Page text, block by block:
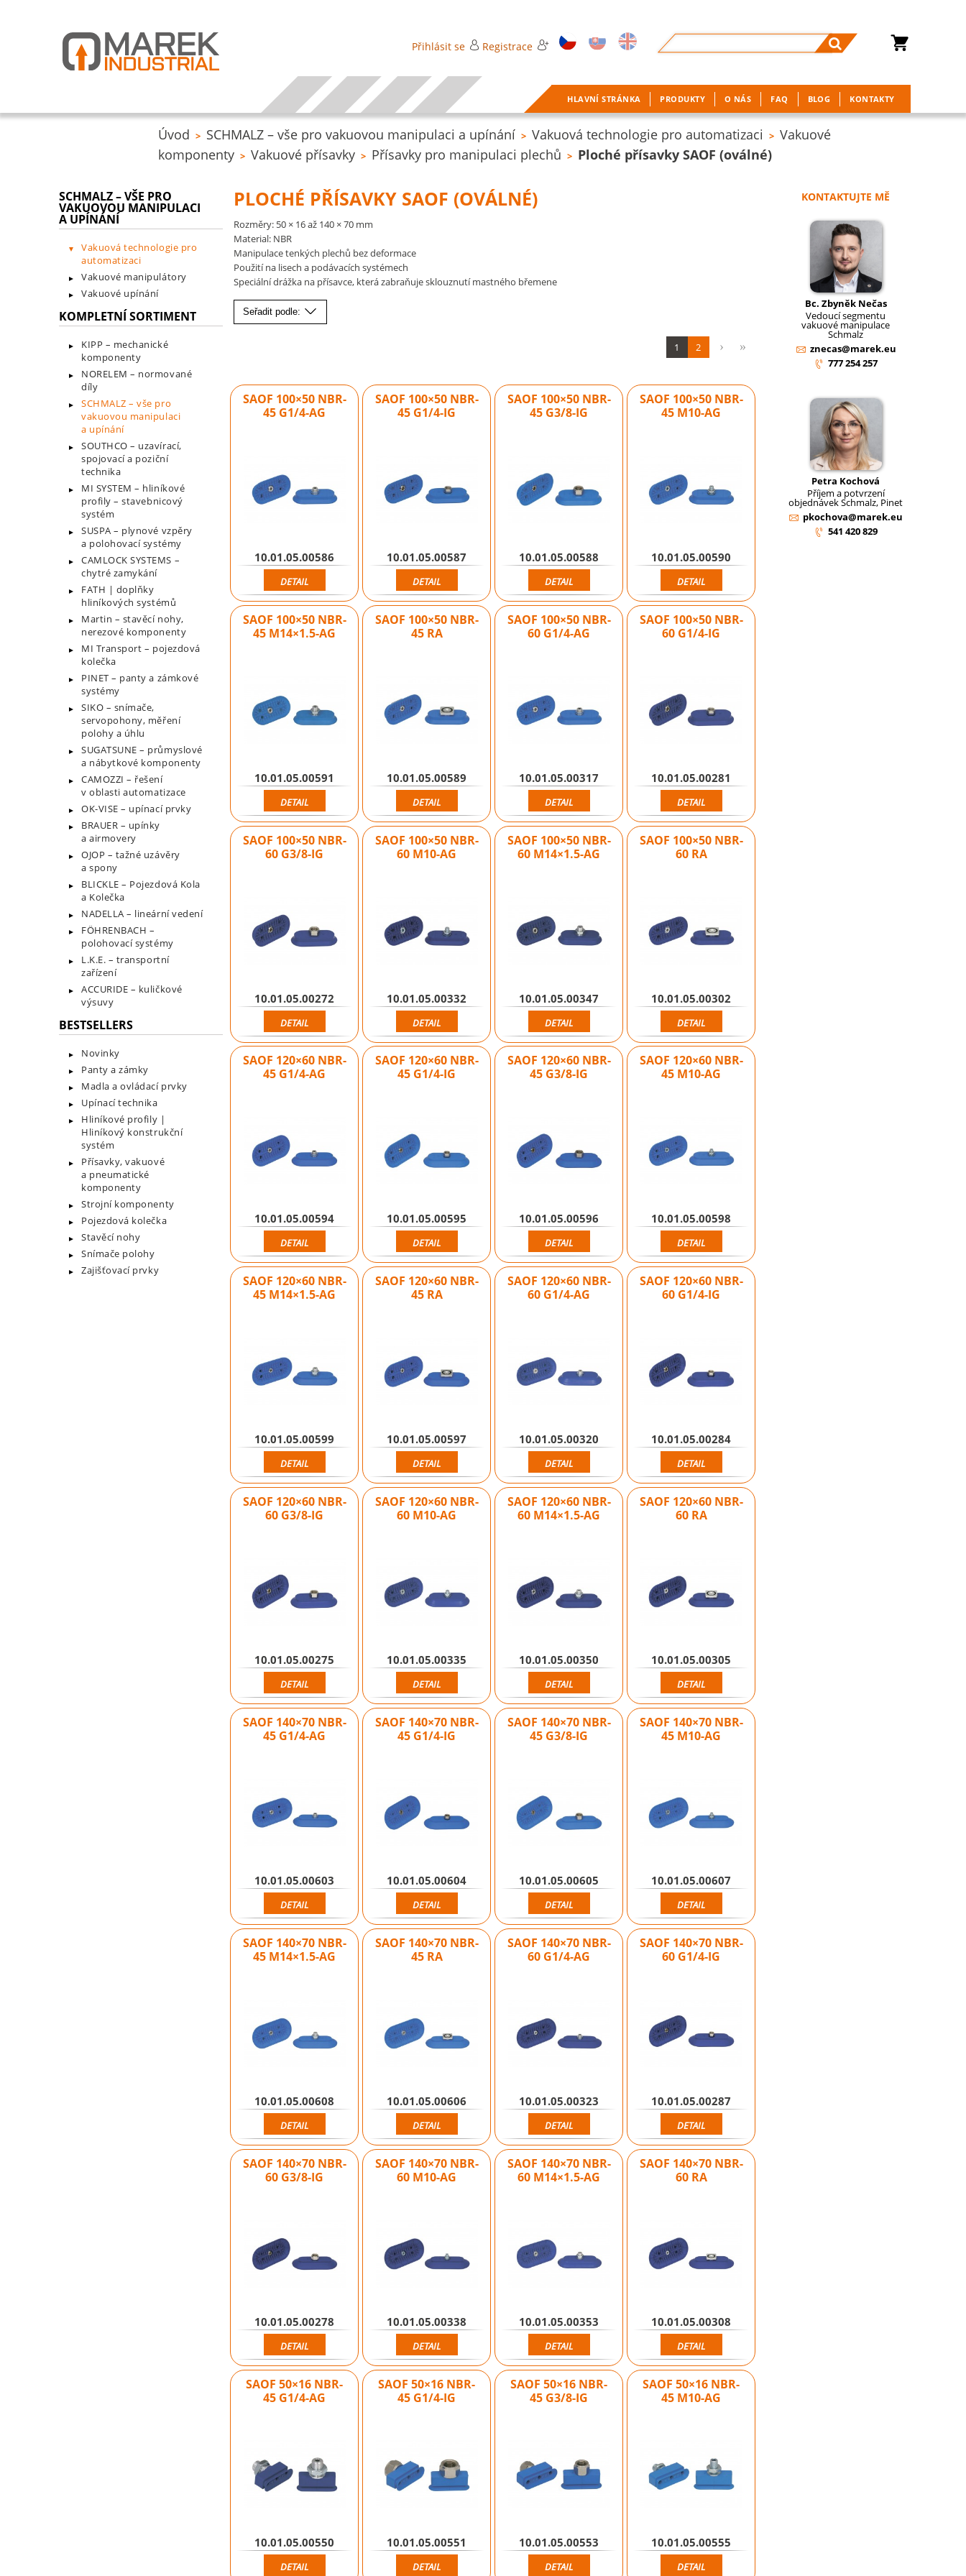
Přihlásit se Registrace
HLAVNÍ STRÁNKA PRODUKTY O NÁS FAQ BLOG KONTAKTY
Úvod > SCHMALZ – vše pro vakuovou manipulaci a upínání > Vakuová technologie pro automatizaci > Vakuové
komponenty > Vakuové přísavky > Přísavky pro manipulaci plechů > Ploché přísavky SAOF (oválné)
SCHMALZ – VŠE PRO
VAKUOVOU MANIPULACI
A UPÍNÁNÍ
Vakuová technologie pro
automatizaci
Vakuové manipulátory
Vakuové upínání
KOMPLETNÍ SORTIMENT
KIPP – mechanické
komponenty
NORELEM – normované
díly
SCHMALZ – vše pro
vakuovou manipulaci
a upínání
SOUTHCO – uzavírací,
spojovací a poziční
technika
MI SYSTEM – hliníkové
profily – stavebnicový
systém
SUSPA – plynové vzpěry
a polohovací systémy
CAMLOCK SYSTEMS –
chytré zamykání
FATH | doplňky
hliníkových systémů
Martin – stavěcí nohy,
nerezové komponenty
MI Transport – pojezdová
kolečka
PINET – panty a zámkové
systémy
SIKO – snímače,
servopohony, měření
polohy a úhlu
SUGATSUNE – průmyslové
a nábytkové komponenty
CAMOZZI – řešení
v oblasti automatizace
OK-VISE – upínací prvky
BRAUER – upínky
a airmovery
OJOP – tažné uzávěry
a spony
BLICKLE – Pojezdová Kola
a Kolečka
NADELLA – lineární vedení
FÖHRENBACH –
polohovací systémy
L.K.E. – transportní
zařízení
ACCURIDE – kuličkové
výsuvy
BESTSELLERS
Novinky
Panty a zámky
Madla a ovládací prvky
Upínací technika
Hliníkové profily |
Hliníkový konstrukční
systém
Přísavky, vakuové
a pneumatické
komponenty
Strojní komponenty
Pojezdová kolečka
Stavěcí nohy
Snímače polohy
Zajišťovací prvky
PLOCHÉ PŘÍSAVKY SAOF (OVÁLNÉ)
Rozměry: 50 × 16 až 140 × 70 mm
Material: NBR
Manipulace tenkých plechů bez deformace
Použití na lisech a podávacích systémech
Speciální drážka na přísavce, která zabraňuje sklouznutí mastného břemene
Seřadit podle:
1 2
SAOF 100×50 NBR-
45 G1/4-AG
10.01.05.00586
DETAIL
SAOF 100×50 NBR-
45 G1/4-IG
10.01.05.00587
DETAIL
SAOF 100×50 NBR-
45 G3/8-IG
10.01.05.00588
DETAIL
SAOF 100×50 NBR-
45 M10-AG
10.01.05.00590
DETAIL
SAOF 100×50 NBR-
45 M14×1.5-AG
10.01.05.00591
DETAIL
SAOF 100×50 NBR-
45 RA
10.01.05.00589
DETAIL
SAOF 100×50 NBR-
60 G1/4-AG
10.01.05.00317
DETAIL
SAOF 100×50 NBR-
60 G1/4-IG
10.01.05.00281
DETAIL
SAOF 100×50 NBR-
60 G3/8-IG
10.01.05.00272
DETAIL
SAOF 100×50 NBR-
60 M10-AG
10.01.05.00332
DETAIL
SAOF 100×50 NBR-
60 M14×1.5-AG
10.01.05.00347
DETAIL
SAOF 100×50 NBR-
60 RA
10.01.05.00302
DETAIL
SAOF 120×60 NBR-
45 G1/4-AG
10.01.05.00594
DETAIL
SAOF 120×60 NBR-
45 G1/4-IG
10.01.05.00595
DETAIL
SAOF 120×60 NBR-
45 G3/8-IG
10.01.05.00596
DETAIL
SAOF 120×60 NBR-
45 M10-AG
10.01.05.00598
DETAIL
SAOF 120×60 NBR-
45 M14×1.5-AG
10.01.05.00599
DETAIL
SAOF 120×60 NBR-
45 RA
10.01.05.00597
DETAIL
SAOF 120×60 NBR-
60 G1/4-AG
10.01.05.00320
DETAIL
SAOF 120×60 NBR-
60 G1/4-IG
10.01.05.00284
DETAIL
SAOF 120×60 NBR-
60 G3/8-IG
10.01.05.00275
DETAIL
SAOF 120×60 NBR-
60 M10-AG
10.01.05.00335
DETAIL
SAOF 120×60 NBR-
60 M14×1.5-AG
10.01.05.00350
DETAIL
SAOF 120×60 NBR-
60 RA
10.01.05.00305
DETAIL
SAOF 140×70 NBR-
45 G1/4-AG
10.01.05.00603
DETAIL
SAOF 140×70 NBR-
45 G1/4-IG
10.01.05.00604
DETAIL
SAOF 140×70 NBR-
45 G3/8-IG
10.01.05.00605
DETAIL
SAOF 140×70 NBR-
45 M10-AG
10.01.05.00607
DETAIL
SAOF 140×70 NBR-
45 M14×1.5-AG
10.01.05.00608
DETAIL
SAOF 140×70 NBR-
45 RA
10.01.05.00606
DETAIL
SAOF 140×70 NBR-
60 G1/4-AG
10.01.05.00323
DETAIL
SAOF 140×70 NBR-
60 G1/4-IG
10.01.05.00287
DETAIL
SAOF 140×70 NBR-
60 G3/8-IG
10.01.05.00278
DETAIL
SAOF 140×70 NBR-
60 M10-AG
10.01.05.00338
DETAIL
SAOF 140×70 NBR-
60 M14×1.5-AG
10.01.05.00353
DETAIL
SAOF 140×70 NBR-
60 RA
10.01.05.00308
DETAIL
SAOF 50×16 NBR-
45 G1/4-AG
10.01.05.00550
DETAIL
SAOF 50×16 NBR-
45 G1/4-IG
10.01.05.00551
DETAIL
SAOF 50×16 NBR-
45 G3/8-IG
10.01.05.00553
DETAIL
SAOF 50×16 NBR-
45 M10-AG
10.01.05.00555
DETAIL
KONTAKTUJTE MĚ
Bc. Zbyněk Nečas
Vedoucí segmentu
vakuové manipulace
Schmalz
znecas@marek.eu
777 254 257
Petra Kochová
Příjem a potvrzení
objednávek Schmalz, Pinet
pkochova@marek.eu
541 420 829